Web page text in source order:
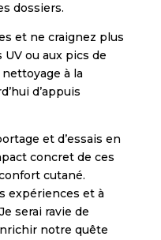
dossiers.
et ne craignez plus
UV ou aux pics de
à la
d’appuis
et d’essais en
concret de ces
cutané.
expériences et à
serai ravie de
notre quête